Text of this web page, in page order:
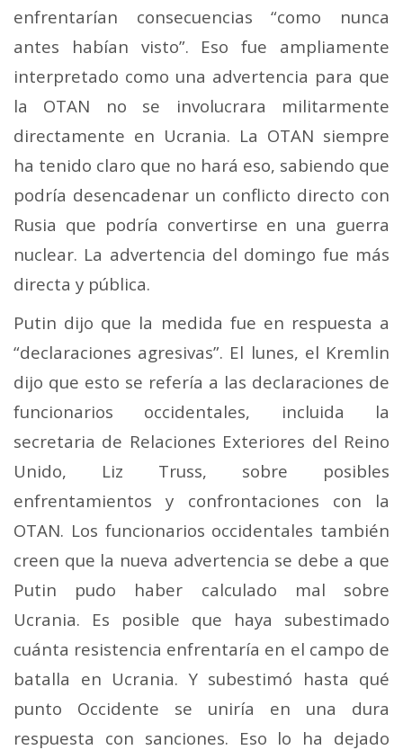
enfrentarían consecuencias “como nunca
antes habían visto”. Eso fue ampliamente
interpretado como una advertencia para que
la OTAN no se involucrara militarmente
directamente en Ucrania. La OTAN siempre
ha tenido claro que no hará eso, sabiendo que
podría desencadenar un conflicto directo con
Rusia que podría convertirse en una guerra
nuclear. La advertencia del domingo fue más
directa y pública.
Putin dijo que la medida fue en respuesta a
“declaraciones agresivas”. El lunes, el Kremlin
dijo que esto se refería a las declaraciones de
funcionarios occidentales, incluida la
secretaria de Relaciones Exteriores del Reino
Unido, Liz Truss, sobre posibles
enfrentamientos y confrontaciones con la
OTAN. Los funcionarios occidentales también
creen que la nueva advertencia se debe a que
Putin pudo haber calculado mal sobre
Ucrania. Es posible que haya subestimado
cuánta resistencia enfrentaría en el campo de
batalla en Ucrania. Y subestimó hasta qué
punto Occidente se uniría en una dura
respuesta con sanciones. Eso lo ha dejado